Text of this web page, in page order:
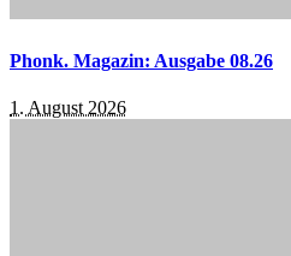
Phonk. Magazin: Ausgabe 08.26
1. August 2026